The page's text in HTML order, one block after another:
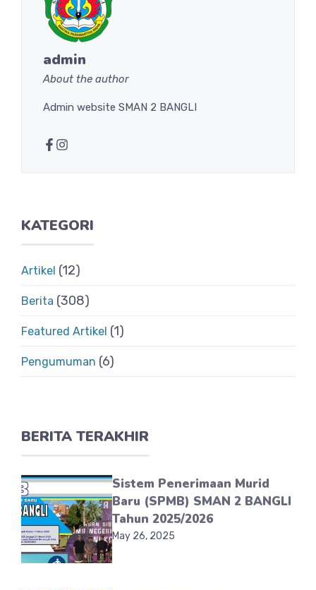
admin
About the author
Admin website SMAN 2 BANGLI
KATEGORI
Artikel (12)
Berita (308)
Featured Artikel (1)
Pengumuman (6)
BERITA TERAKHIR
Sistem Penerimaan Murid
Baru (SPMB) SMAN 2 BANGLI
Tahun 2025/2026
May 26, 2025